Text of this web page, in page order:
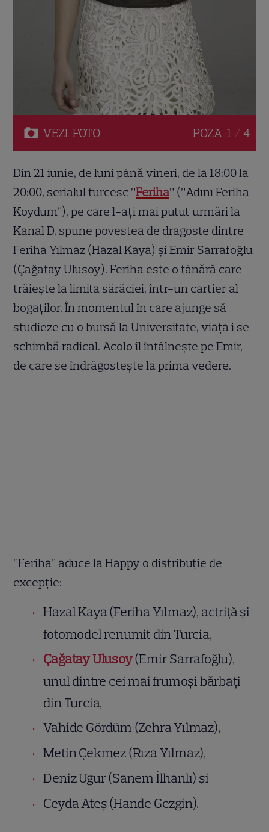
VEZI FOTO POZA 1 / 4
Din 21 iunie, de luni până vineri, de la 18:00 la
20:00, serialul turcesc ”Feriha” (”Adını Feriha
Koydum”), pe care l-ați mai putut urmări la
Kanal D, spune povestea de dragoste dintre
Feriha Yılmaz (Hazal Kaya) și Emir Sarrafoğlu
(Çağatay Ulusoy). Feriha este o tânără care
trăiește la limita sărăciei, într-un cartier al
bogaților. În momentul în care ajunge să
studieze cu o bursă la Universitate, viața i se
schimbă radical. Acolo îl întâlnește pe Emir,
de care se îndrăgostește la prima vedere.
”Feriha” aduce la Happy o distribuție de
excepție:
Hazal Kaya (Feriha Yılmaz), actriță și
fotomodel renumit din Turcia,
Çağatay Ulusoy(Emir Sarrafoğlu),
unul dintre cei mai frumoși bărbați
din Turcia,
Vahide Gördüm (Zehra Yılmaz),
Metin Çekmez (Rıza Yılmaz),
Deniz Ugur (Sanem İlhanlı) și
Ceyda Ateş (Hande Gezgin).